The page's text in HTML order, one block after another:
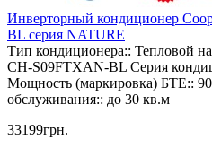
Инверторный кондиционер
BL серия NATURE
Тип кондиционера:: Тепловой
CH-S09FTXAN-BL Серия
Мощность (маркировка) БТЕ::
обслуживания:: до 30 кв.м
33199грн.